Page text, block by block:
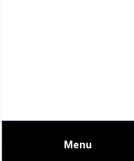
Menu